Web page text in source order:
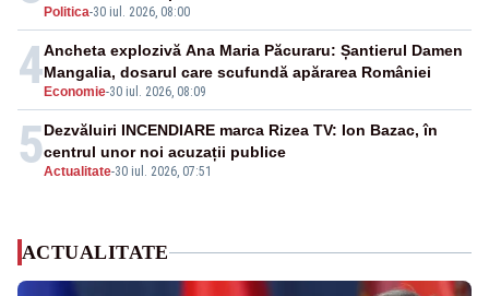
Politica-30 iul. 2026, 08:00
4 Economie-30 iul. 2026, 08:09
Ancheta explozivă Ana Maria Păcuraru: Șantierul Damen
Mangalia, dosarul care scufundă apărarea României
5Actualitate-30 iul. 2026, 07:51
Dezvăluiri INCENDIARE marca Rizea TV: Ion Bazac, în
centrul unor noi acuzații publice
ACTUALITATE